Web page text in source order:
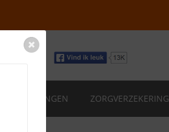
VERZEKERINGEN ZORGVERZEKERING